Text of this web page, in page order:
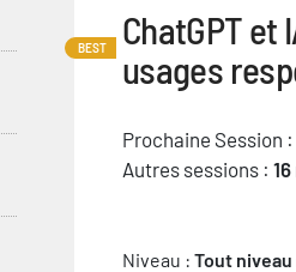
BEST
ChatGPT
usages
Prochaine Session :
Autres sessions :
Niveau : Tout niveau